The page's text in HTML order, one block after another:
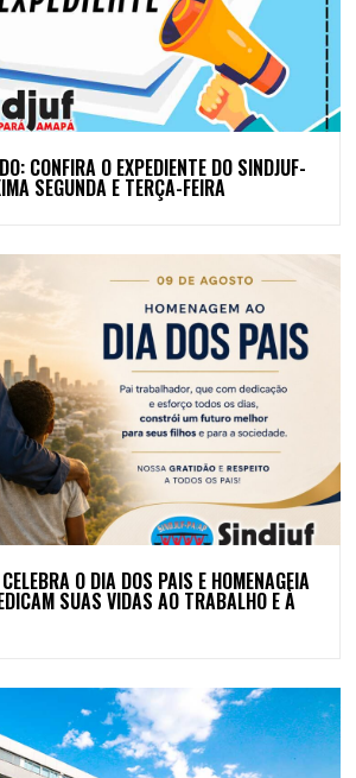
CONFIRA O EXPEDIENTE DO SINDJUF-
SEGUNDA E TERÇA-FEIRA
O DIA DOS PAIS E HOMENAGEIA
SUAS VIDAS AO TRABALHO E À